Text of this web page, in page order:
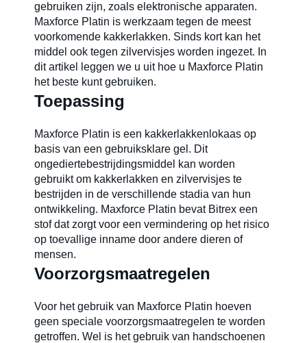
Contact
Nieuwsbrief
Sitemap
Carrières
gebruiken zijn, zoals elektronische apparaten.
Maxforce Platin is werkzaam tegen de meest
voorkomende kakkerlakken. Sinds kort kan het
middel ook tegen zilvervisjes worden ingezet. In
dit artikel leggen we u uit hoe u Maxforce Platin
het beste kunt gebruiken.
Toepassing
Maxforce Platin is een kakkerlakkenlokaas op
basis van een gebruiksklare gel. Dit
ongediertebestrijdingsmiddel kan worden
gebruikt om kakkerlakken en zilvervisjes te
bestrijden in de verschillende stadia van hun
ontwikkeling. Maxforce Platin bevat Bitrex een
stof dat zorgt voor een vermindering op het risico
op toevallige inname door andere dieren of
mensen.
Voorzorgsmaatregelen
Voor het gebruik van Maxforce Platin hoeven
geen speciale voorzorgsmaatregelen te worden
getroffen. Wel is het gebruik van handschoenen